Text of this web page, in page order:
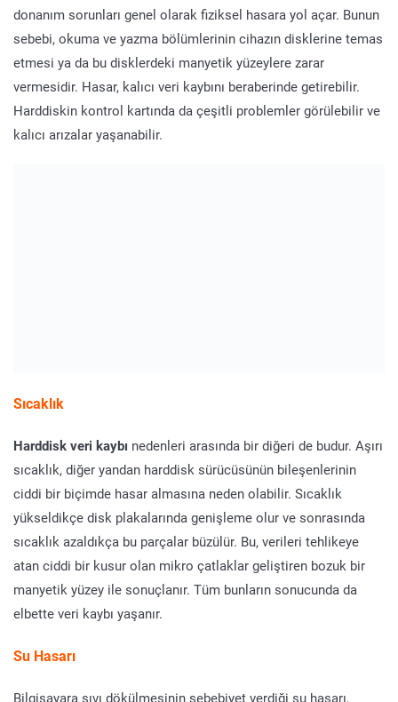
donanım sorunları genel olarak fiziksel hasara yol açar. Bunun
sebebi, okuma ve yazma bölümlerinin cihazın disklerine temas
etmesi ya da bu disklerdeki manyetik yüzeylere zarar
vermesidir. Hasar, kalıcı veri kaybını beraberinde getirebilir.
Harddiskin kontrol kartında da çeşitli problemler görülebilir ve
kalıcı arızalar yaşanabilir.
Sıcaklık
Harddisk veri kaybı nedenleri arasında bir diğeri de budur. Aşırı
sıcaklık, diğer yandan harddisk sürücüsünün bileşenlerinin
ciddi bir biçimde hasar almasına neden olabilir. Sıcaklık
yükseldikçe disk plakalarında genişleme olur ve sonrasında
sıcaklık azaldıkça bu parçalar büzülür. Bu, verileri tehlikeye
atan ciddi bir kusur olan mikro çatlaklar geliştiren bozuk bir
manyetik yüzey ile sonuçlanır. Tüm bunların sonucunda da
elbette veri kaybı yaşanır.
Su Hasarı
Bilgisayara sıvı dökülmesinin sebebiyet verdiği su hasarı,